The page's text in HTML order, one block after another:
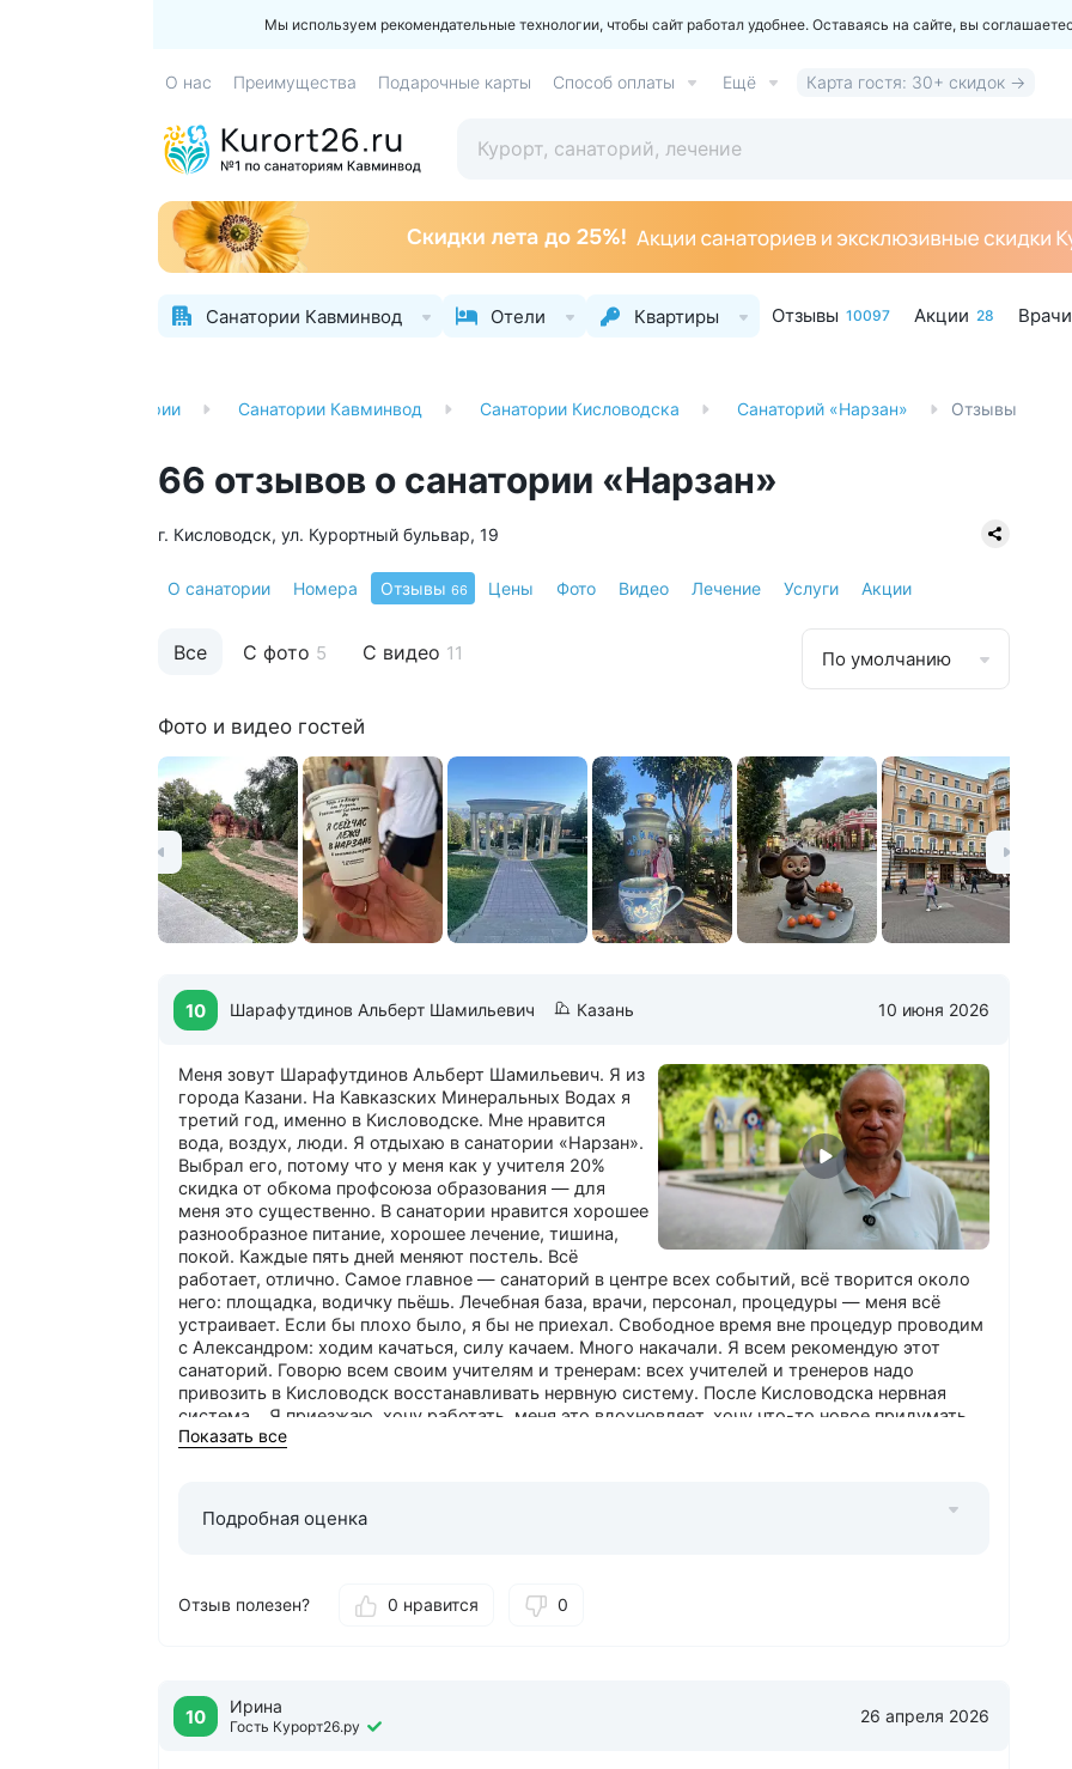
Мы используем рекомендательные технологии, чтобы сайт работал удобнее. Оставаясь на сайте, вы
О нас Преимущества Подарочные карты Способ оплаты Ещё Карта гостя: 30+ скидок →
Санатории Кавминвод Отели Квартиры Отзывы 10097 Акции 28 Врачи
Санатории Санатории Кавминвод Санатории Кисловодска Санаторий «Нарзан» Отзывы
66 отзывов о санатории «Нарзан»
г. Кисловодск, ул. Курортный бульвар, 19
О санатории Номера Отзывы 66 Цены Фото Видео Лечение Услуги Акции
Все С фото 5 С видео 11 По умолчанию
Фото и видео гостей
10 Шарафутдинов Альберт Шамильевич Казань 10 июня 2026
Меня зовут Шарафутдинов Альберт Шамильевич. Я из
города Казани. На Кавказских Минеральных Водах я
третий год, именно в Кисловодске. Мне нравится
вода, воздух, люди. Я отдыхаю в санатории «Нарзан».
Выбрал его, потому что у меня как у учителя 20%
скидка от обкома профсоюза образования — для
меня это существенно. В санатории нравится хорошее
разнообразное питание, хорошее лечение, тишина,
покой. Каждые пять дней меняют постель. Всё
работает, отлично. Самое главное — санаторий в центре всех событий, всё творится около
него: площадка, водичку пьёшь. Лечебная база, врачи, персонал, процедуры — меня всё
устраивает. Если бы плохо было, я бы не приехал. Свободное время вне процедур проводим
с Александром: ходим качаться, силу качаем. Много накачали. Я всем рекомендую этот
санаторий. Говорю всем своим учителям и тренерам: всех учителей и тренеров надо
привозить в Кисловодск восстанавливать нервную систему. После Кисловодска нервная
система… Я приезжаю, хочу работать, меня это вдохновляет, хочу что-то новое придумать.
Приезжаю полным энергии и готовым. Я работаю учителем физической культуры и в
«Ребята, жизнь очень коротка, не успеешь». Вот я обернулся — а мне уже 75 лет. Вроде
недавно был октябрёнок, пионер, комсомолец, коммунист, а вот уже пенсионер.
Показать все
Подробная оценка
Отзыв полезен? 0 нравится 0
10 Ирина
Гость Курорт26.ру
26 апреля 2026